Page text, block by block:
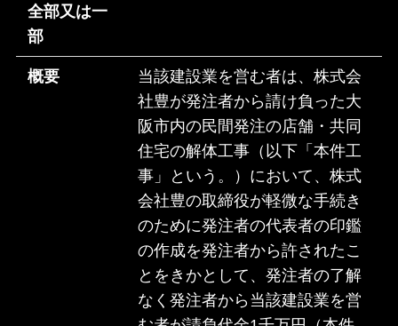
全部又は一
部
概要
当該建設業を営む者は、株式会
社豊が発注者から請け負った大
阪市内の民間発注の店舗・共同
住宅の解体工事（以下「本件工
事」という。）において、株式
会社豊の取締役が軽微な手続き
のために発注者の代表者の印鑑
の作成を発注者から許されたこ
とをきかとして、発注者の了解
なく発注者から当該建設業を営